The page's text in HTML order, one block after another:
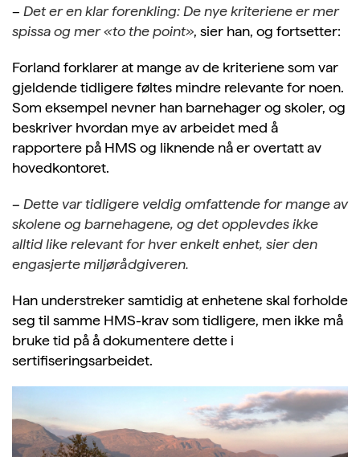
– Det er en klar forenkling: De nye kriteriene er mer
spissa og mer «to the point», sier han, og fortsetter:
Forland forklarer at mange av de kriteriene som var
gjeldende tidligere føltes mindre relevante for noen.
Som eksempel nevner han barnehager og skoler, og
beskriver hvordan mye av arbeidet med å
rapportere på HMS og liknende nå er overtatt av
hovedkontoret.
– Dette var tidligere veldig omfattende for mange av
skolene og barnehagene, og det opplevdes ikke
alltid like relevant for hver enkelt enhet, sier den
engasjerte miljørådgiveren.
Han understreker samtidig at enhetene skal forholde
seg til samme HMS-krav som tidligere, men ikke må
bruke tid på å dokumentere dette i
sertifiseringsarbeidet.